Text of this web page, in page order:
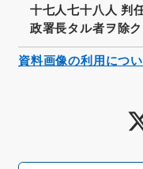
十七人七十八人 判
政署長タル者ヲ除
資料画像の利用につ